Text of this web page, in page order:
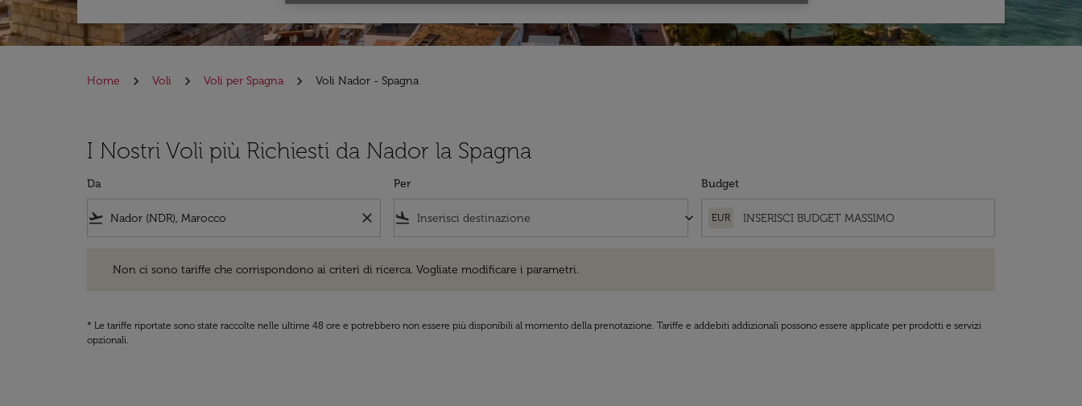
Home Voli Voli per Spagna Voli Nador - Spagna
I Nostri Voli più Richiesti da Nador la Spagna
Da
flight_takeoff close
Per
flight_land keyboard_arrow_down
Budget
EUR
Non ci sono tariffe che corrispondono ai criteri di ricerca. Vogliate modificare i parametri.
* Le tariffe riportate sono state raccolte nelle ultime 48 ore e potrebbero non essere più disponibili al momento della prenotazione. Tariffe e addebiti addizionali possono essere applicate per prodotti e servizi
opzionali.